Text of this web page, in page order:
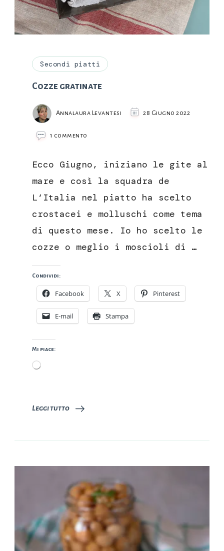
Secondi piatti
Cozze gratinate
Annalaura Levantesi 28 Giugno 2022
1 commento
Ecco Giugno, iniziano le gite al
mare e così la squadra de
L’Italia nel piatto ha scelto
crostacei e molluschi come tema
di questo mese. Io ho scelto le
cozze o meglio i moscioli di …
Condividi:
Facebook X Pinterest
E-mail Stampa
Mi piace:
Caricamento
Leggi tutto